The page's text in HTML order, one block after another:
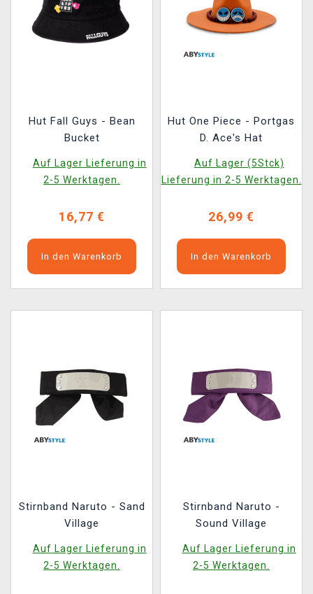
Hut Fall Guys - Bean
Bucket
Auf Lager Lieferung in
2-5 Werktagen.
16,77 €
In den Warenkorb
Hut One Piece - Portgas
D. Ace's Hat
Auf Lager (5Stck)
Lieferung in 2-5 Werktagen.
26,99 €
In den Warenkorb
Stirnband Naruto - Sand
Village
Auf Lager Lieferung in
2-5 Werktagen.
Stirnband Naruto -
Sound Village
Auf Lager Lieferung in
2-5 Werktagen.